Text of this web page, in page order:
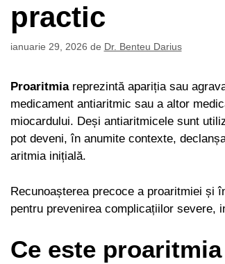
practic
ianuarie 29, 2026 de Dr. Benteu Darius
Proaritmiareprezintă apariția sau
medicament antiaritmic sau a altor
miocardului. Deși antiaritmicele sunt
pot deveni, în anumite contexte,
aritmia inițială.
Recunoașterea precoce a proaritmiei și
pentru prevenirea complicațiilor severe,
Ce este